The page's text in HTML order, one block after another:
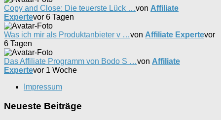
Copy and Close: Die teuerste Lück …von Affiliate
Expertevor 6 Tagen
Was ich mir als Produktanbieter v …von Affiliate Expertevor
6 Tagen
Das Affiliate Programm von Bodo S …von Affiliate
Expertevor 1 Woche
Impressum
Neueste Beiträge